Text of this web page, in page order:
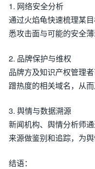
1. 网络安全分析
通过火焰龟快速梳理某
悉攻击面与可能的安全薄
2. 品牌保护与维权
品牌方及知识产权管理
蹭热度的相关域名，从
3. 舆情与数据溯源
新闻机构、舆情分析师
来源做鉴别和追踪，为
结语：